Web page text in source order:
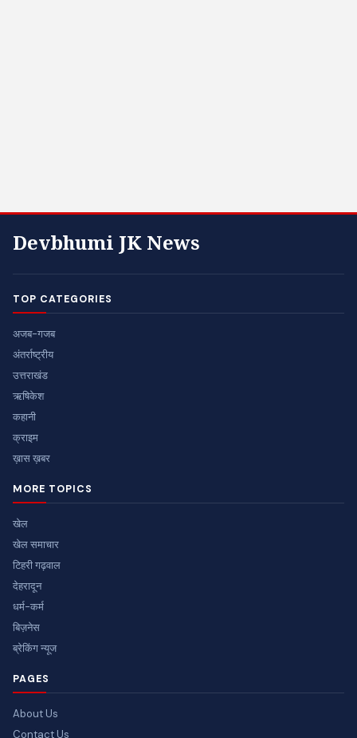
Devbhumi JK News
TOP CATEGORIES
अजब-गजब
अंतर्राष्ट्रीय
उत्तराखंड
ऋषिकेश
कहानी
क्राइम
ख़ास ख़बर
MORE TOPICS
खेल
खेल समाचार
टिहरी गढ़वाल
देहरादून
धर्म-कर्म
बिज़नेस
ब्रेकिंग न्यूज
PAGES
About Us
Contact Us